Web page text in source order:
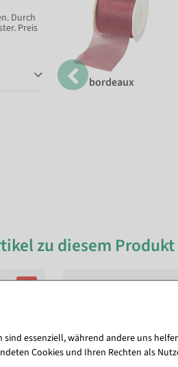
Durch
Preis
bordeaux
zu diesem Produkt
%
essenziell, während andere uns
Cookies und Ihren Rechten als